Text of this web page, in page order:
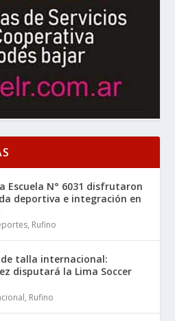
Escuela N° 6031 disfrutaron
deportiva e integración en
, Rufino
talla internacional:
disputará la Lima Soccer
, Rufino